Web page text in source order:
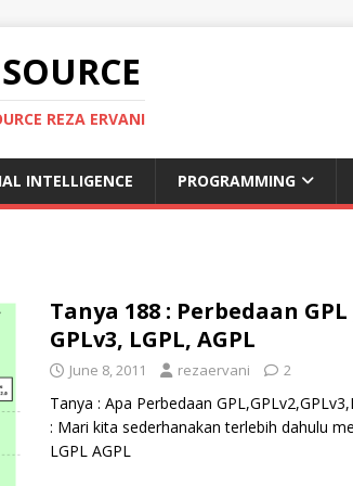
REZA ERVANI
INTELLIGENCE PROGRAMMING
Tanya 188 : Perbedaan GPL
GPLv3, LGPL, AGPL
June 8, 2011 rezaervani 2
Tanya : Apa Perbedaan
: Mari kita sederhanakan terlebih dahulu
LGPL AGPL